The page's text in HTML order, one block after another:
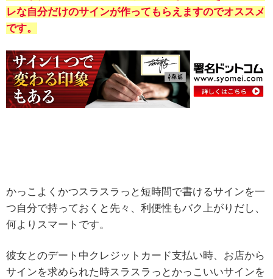
レな自分だけのサインが作ってもらえますのでオススメ
です。
かっこよくかつスラスラっと短時間で書けるサインを一
つ自分で持っておくと先々、利便性もバク上がりだし、
何よりスマートです。
彼女とのデート中クレジットカード支払い時、お店から
サインを求められた時スラスラっとかっこいいサインを